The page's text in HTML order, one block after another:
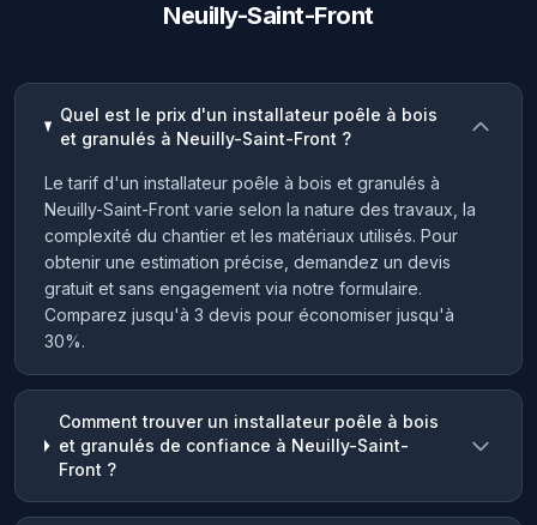
Neuilly-Saint-Front
Quel est le prix d'un installateur poêle à bois
et granulés à Neuilly-Saint-Front ?
Le tarif d'un installateur poêle à bois et granulés à
Neuilly-Saint-Front varie selon la nature des travaux, la
complexité du chantier et les matériaux utilisés. Pour
obtenir une estimation précise, demandez un devis
gratuit et sans engagement via notre formulaire.
Comparez jusqu'à 3 devis pour économiser jusqu'à
30%.
Comment trouver un installateur poêle à bois
et granulés de confiance à Neuilly-Saint-
Front ?